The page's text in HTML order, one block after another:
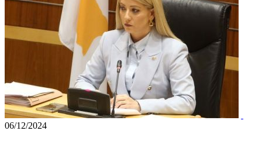
06/12/2024